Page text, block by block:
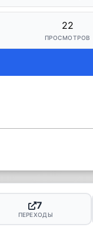
22
ПРОСМОТРОВ
7
ПЕРЕХОДЫ